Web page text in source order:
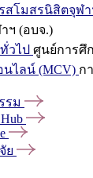
สโมสรนิสิตจุฬา
ฯ (อบจ.)
วไป ศูนย์การศึ
นไลน์ (MCV) ก
รม
Hub
ย